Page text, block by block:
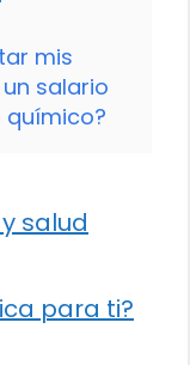
mis
salario
salud
para ti?